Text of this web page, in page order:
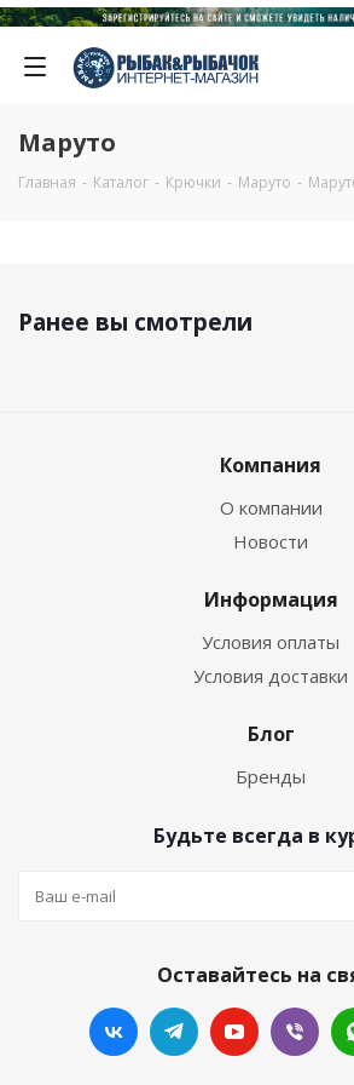
Маруто
Главная - Каталог - Крючки - Маруто -
Ранее вы смотрели
Компания
О компании
Новости
Информация
Условия оплаты
Условия доставки
Блог
Бренды
Будьте всегда в
Оставайтесь на